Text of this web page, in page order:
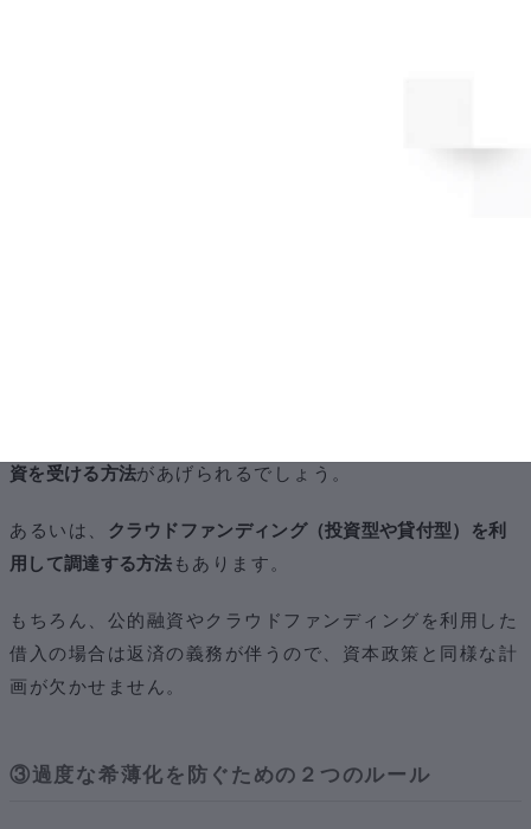
資を受ける方法があげられるでしょう。
あるいは、 クラウドファンディング（投資型や貸付型）を利
用して調達する方法 もあります。
もちろん、公的融資やクラウドファンディングを利用した
借入の場合は返済の義務が伴うので、資本政策と同様な計
画が欠かせません。
③過度な希薄化を防ぐための２つのルール